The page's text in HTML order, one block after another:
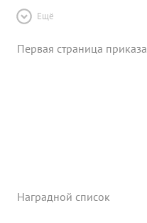
Ещё
Первая страница приказа
Наградной список